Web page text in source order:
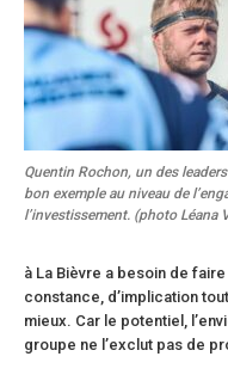
Quentin Rochon, un des
bon exemple au niveau de
l’investissement. (photo Léana
à La Bièvre a besoin de
constance, d’implication
mieux. Car le potentiel,
groupe ne l’exclut pas de